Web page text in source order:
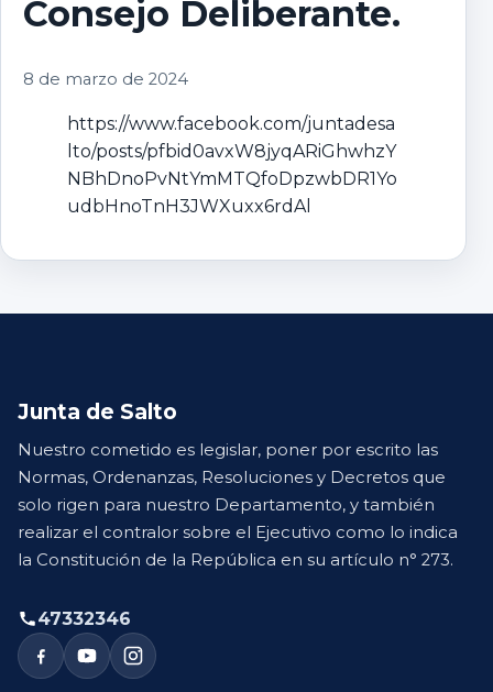
Consejo Deliberante.
8 de marzo de 2024
https://www.facebook.com/juntadesa
lto/posts/pfbid0avxW8jyqARiGhwhzY
NBhDnoPvNtYmMTQfoDpzwbDR1Yo
udbHnoTnH3JWXuxx6rdAl
Junta de Salto
Nuestro cometido es legislar, poner por escrito las
Normas, Ordenanzas, Resoluciones y Decretos que
solo rigen para nuestro Departamento, y también
realizar el contralor sobre el Ejecutivo como lo indica
la Constitución de la República en su artículo n° 273.
47332346